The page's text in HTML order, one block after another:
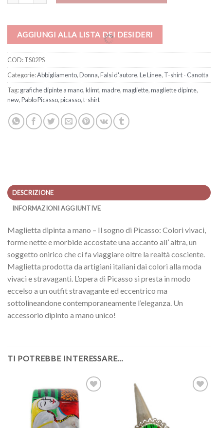
AGGIUNGI ALLA LISTA DEI DESIDERI
COD:TS02PS
Categorie:Abbigliamento,Donna,Falsi d'autore,Le Linee, T-shirt - Canotta
Tag:grafiche dipinte a mano,klimt,madre,magliette,magliette dipinte,
new,Pablo Picasso,picasso,t-shirt
DESCRIZIONE
INFORMAZIONI AGGIUNTIVE
Maglietta dipinta a mano – Il sogno di Picasso: Colori vivaci,
forme nette e morbide accostate una accanto all’ altra, un
soggetto onirico che ci fa viaggiare oltre la realtà cosciente.
Maglietta prodotta da artigiani italiani dai colori alla moda
vivaci e stravaganti. L’opera di Picasso si presta in modo
eccelso a un outfit stravagante ed eccentrico ma
sottolineandone contemporaneamente l’eleganza. Un
accessorio dipinto a mano unico!
TI POTREBBE INTERESSARE…